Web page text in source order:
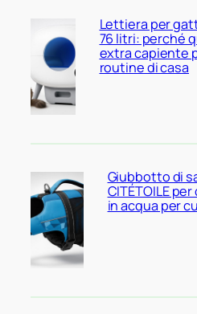
Lettiera per
76 litri: perché
extra capiente
routine di casa
Giubbotto di
CITÉTOILE
in acqua per